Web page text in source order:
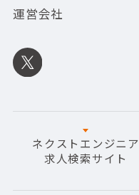
運営会社
ネクストエンジニア
求人検索サイト